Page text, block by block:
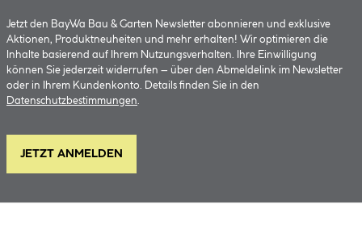
Jetzt den BayWa Bau & Garten Newsletter abonnieren und exklusive
Aktionen, Produktneuheiten und mehr erhalten! Wir optimieren die
Inhalte basierend auf Ihrem Nutzungsverhalten. Ihre Einwilligung
können Sie jederzeit widerrufen – über den Abmeldelink im Newsletter
oder in Ihrem Kundenkonto. Details finden Sie in den
Datenschutzbestimmungen.
JETZT ANMELDEN